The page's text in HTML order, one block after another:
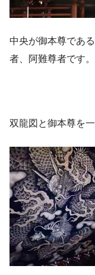
中央が御本尊であ
者、阿難尊者です。
双龍図と御本尊を一